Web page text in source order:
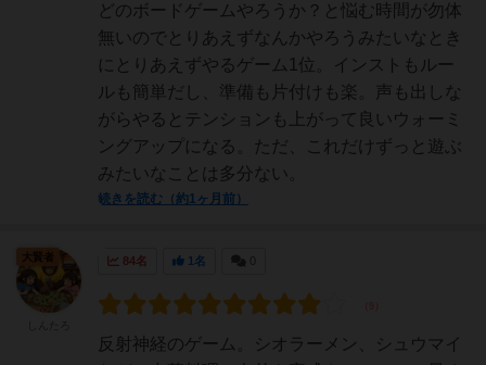
どのボードゲームやろうか？と悩む時間が勿体
無いのでとりあえずなんかやろうみたいなとき
にとりあえずやるゲーム1位。インストもルー
ルも簡単だし、準備も片付けも楽。声も出しな
がらやるとテンションも上がって良いウォーミ
ングアップになる。ただ、これだけずっと遊ぶ
みたいなことは多分ない。
続きを読む（約1ヶ月前）
84名 1名
反射神経のゲーム。シオラーメン、シュウマイ
大賢者